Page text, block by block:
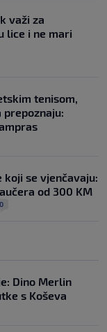
važi za
lice i ne mari
tenisom,
prepoznaju:
koji se vjenčavaju:
od 300 KM
0
Dino Merlin
s Koševa